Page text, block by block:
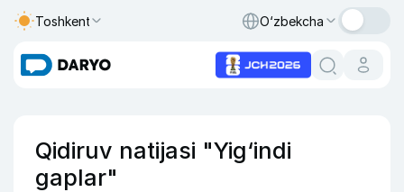
Toshkent O‘zbekcha
Qidiruv natijasi "Yig‘indi
gaplar"